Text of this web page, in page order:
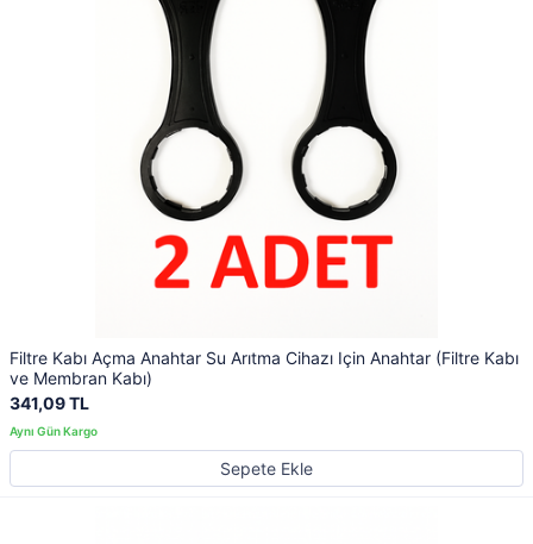
Filtre Kabı Açma Anahtar Su Arıtma Cihazı Için Anahtar (Filtre Kabı
ve Membran Kabı)
341,09 TL
Sepete Ekle